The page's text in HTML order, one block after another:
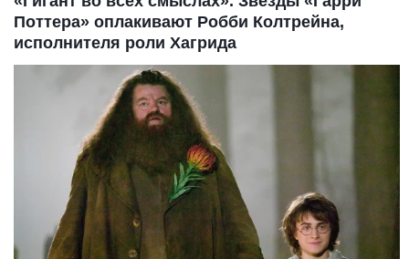
Поттера» оплакивают Робби Колтрейна,
исполнителя роли Хагрида